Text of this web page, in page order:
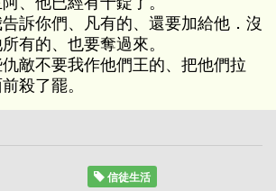
訴你們、凡有的、還要加給他．沒
有的、也要奪過來。
敵不要我作他們王的、把他們拉
殺了罷。
信徒生活